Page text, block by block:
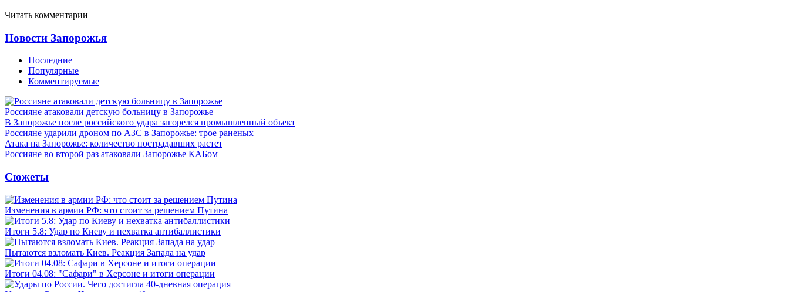
Читать комментарии
Новости Запорожья
Последние
Популярные
Комментируемые
Россияне атаковали детскую больницу в Запорожье
В Запорожье после российского удара загорелся промышленный объект
Россияне ударили дроном по АЗС в Запорожье: трое раненых
Атака на Запорожье: количество пострадавших растет
Россияне во второй раз атаковали Запорожье КАБом
Сюжеты
Изменения в армии РФ: что стоит за решением Путина
Итоги 5.8: Удар по Киеву и нехватка антибаллистики
Пытаются взломать Киев. Реакция Запада на удар
Итоги 04.08: "Сафари" в Херсоне и итоги операции